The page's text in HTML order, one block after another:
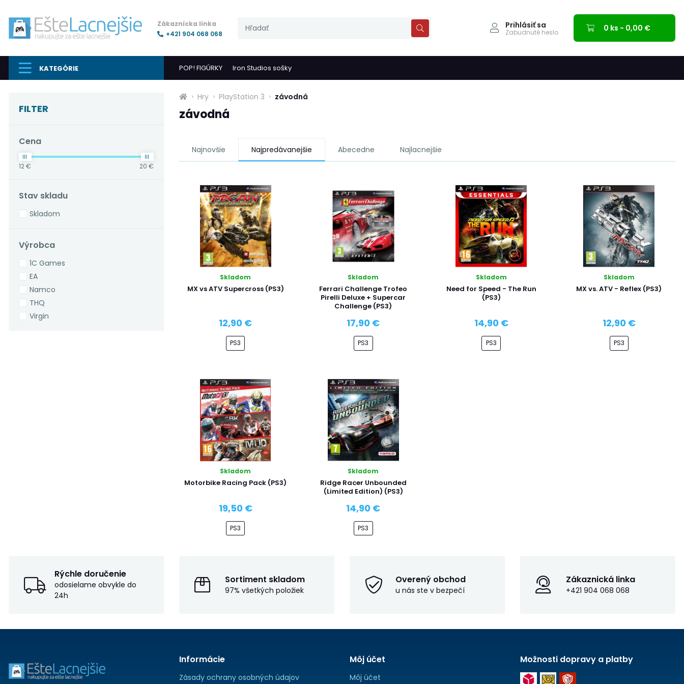
Zákaznícka linka
+421 904 068 068
Prihlásiť sa
Zabudnuté heslo 0 ks - 0,00 €
KATEGÓRIE POP! FIGÚRKY Iron Studios sošky
FILTER
Cena
12 € 20 €
Stav skladu
Skladom
Výrobca
1C Games
EA
Namco
THQ
Virgin
Hry PlayStation 3 závodná
závodná
Najnovšie Najpredávanejšie Abecedne Najlacnejšie
Skladom
MX vs ATV Supercross (PS3)
12,90 €
PS3
Skladom
Ferrari Challenge Trofeo
Pirelli Deluxe + Supercar
Challenge (PS3)
17,90 €
PS3
Skladom
Need for Speed - The Run
(PS3)
14,90 €
PS3
Skladom
MX vs. ATV - Reflex (PS3)
12,90 €
PS3
Skladom
Motorbike Racing Pack (PS3)
19,50 €
PS3
Skladom
Ridge Racer Unbounded
(Limited Edition) (PS3)
14,90 €
PS3
Rýchle doručenie
odosielame obvykle do
24h
Sortiment skladom
97% všetkých položiek
Overený obchod
u nás ste v bezpečí
Zákaznická linka
+421 904 068 068
Informácie
Zásady ochrany osobných údajov
Môj účet
Môj účet
Možnosti dopravy a platby